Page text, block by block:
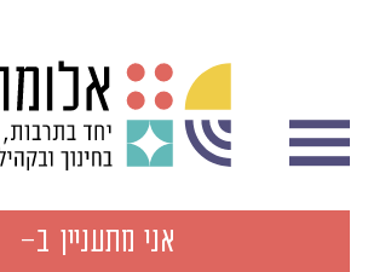
אני מתעניין ב-